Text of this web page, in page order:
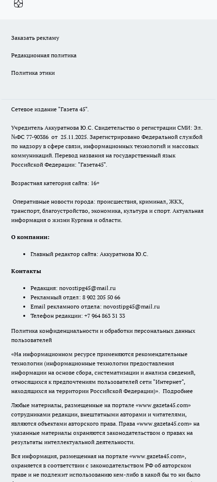
Заказать рекламу
Редакционная политика
Политика этики
Сетевое издание "Газета 45".
Учредитель Аккуратнова Ю.С. Свидетельство о регистрации СМИ: Эл.
№ФС 77-90386 от 25.11.2025. Зарегистрировано Федеральной службой
по надзору в сфере связи, информационных технологий и массовых
коммуникаций. Перевод названия на государственный язык
Российской Федерации: "Газета45".
Возрастная категория сайта: 16+
Оперативные новости города: происшествия, криминал, ЖКХ,
транспорт, благоустройство, экономика, культура и спорт. Актуальная
информация о жизни Кургана и области.
О компании:
Главный редактор сайта: Аккуратнова Ю.С.
Контакты
Редакция: novostipg45@mail.ru
Рекламный отдел: 8 902 205 50 66
Email рекламного отдела: novostipg45@mail.ru
Телефон редакции: +7 964 863 31 33
Политика конфиденциальности и обработки персональных данных
пользователей
«На информационном ресурсе применяются рекомендательные
технологии (информационные технологии предоставления
информации на основе сбора, систематизации и анализа сведений,
относящихся к предпочтениям пользователей сети "Интернет",
находящихся на территории Российской Федерации)». Подробнее
Любые материалы, размещенные на портале «www.gazeta45.com»
сотрудниками редакции, внештатными авторами и читателями,
являются объектами авторского права. Права «www.gazeta45.com» на
указанные материалы охраняются законодательством о правах на
результаты интеллектуальной деятельности.
Вся информация, размещенная на портале «www.gazeta45.com»,
охраняется в соответствии с законодательством РФ об авторском
праве и не подлежит использованию кем-либо в какой бы то ни было